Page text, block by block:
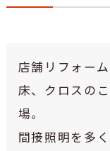
店舗リフォー
床、クロスの
場。
間接照明を多